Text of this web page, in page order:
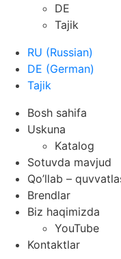
DE
Tajik
RU (Russian)
DE (German)
Tajik
Bosh sahifa
Uskuna
Katalog
Sotuvda mavjud
Qo’llab –
Brendlar
Biz haqimizda
YouTube
Kontaktlar